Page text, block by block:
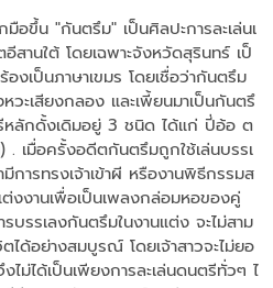
น "กันตรึม" เป็นศิลปะการละเล่นเ
านใต้ โดยเฉพาะจังหวัดสุรินทร์ เป็
งเป็นภาษาเขมร โดยเชื่อว่ากันตรึม
วะเสียงกลอง และเพี้ยนมาเป็นกันตรึ
หลักดั้งเดิมอยู่ 3 ชนิด ได้แก่ ปี่อ้อ ต
เมื่อครั้งอดีตกันตรึมถูกใช้เล่นบรรเ
การทรงเจ้าเข้าผี หรืองานพิธีกรรมส
งงานเพื่อเป็นเพลงกล่อมหอของคู่
บรรเลงกันตรึมในงานแต่ง จะไม่สาม
ได้อย่างสมบูรณ์ โดยเจ้าสาวจะไม่ยอ
ม่ได้เป็นเพียงการละเล่นดนตรีทั่วๆ ไ